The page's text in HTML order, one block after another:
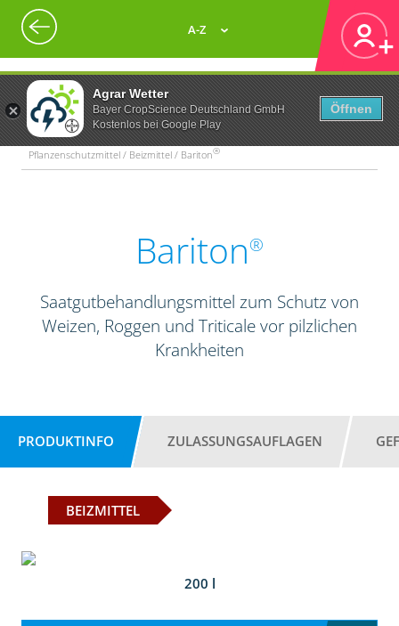
Agrar Wetter
Bayer CropScience Deutschland GmbH
Kostenlos bei Google Play
Öffnen
A-Z
Pflanzenschutzmittel / Beizmittel / Bariton®
Bariton®
Saatgutbehandlungsmittel zum Schutz von
Weizen, Roggen und Triticale vor pilzlichen
Krankheiten
PRODUKTINFO ZULASSUNGSAUFLAGEN
BEIZMITTEL
200 l